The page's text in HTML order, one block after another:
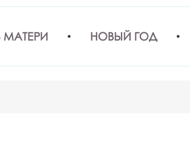
МАТЕРИ НОВЫЙ ГОД